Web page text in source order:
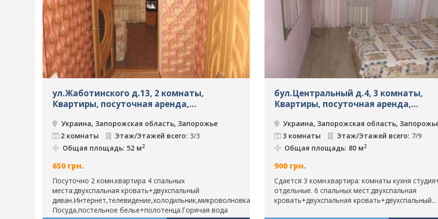
ул.Жаботинского д.13, 2 комнаты,
Квартиры, посуточная аренда,
Украина, Запорожская область, Запорожье
2 комнаты
Этаж/Этажей всего: 3/3
Общая площадь: 52 м2
650 грн.
Посуточно 2 комн.квартира 4 спальных
места:двухспальная кровать+двухспальный
диван.Интернет,телевидение,холодильник,микроволновка,єл.чайник.
Посуда,постельное белье+полотенца.Горячая вода
бул.Центральный д.4, 3 комнаты,
Квартиры, посуточная аренда,
Украина, Запорожская область,
3 комнаты
Этаж/Этажей всего: 7/9
Общая площадь: 80 м2
900 грн.
Сдается 3 комн.квартира: комнаты кухня
отдельные. 6 спальных мест:двухспальная
кровать+двухспальная кровать+двухспальный...